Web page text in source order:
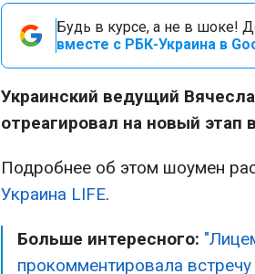
Будь в курсе, а не в шоке!
вместе с РБК-Украина в
Украинский ведущий
отреагировал на новый этап
Подробнее об этом шоумен
Украина LIFE.
Больше интересного:
прокомментировала